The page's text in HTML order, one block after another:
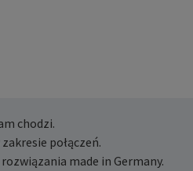
chodzi.
połączeń.
made in Germany.